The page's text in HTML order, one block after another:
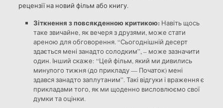
рецензії на новий фільм або книгу.
Зіткнення з повсякденною критикою: Навіть щось
таке звичайне, як вечеря з друзями, може стати
ареною для обговорення. “Сьогоднішній десерт
здається мені занадто солодким”, – може зазначити
один. Інший скаже: “Цей фільм, який ми дивились
минулого тижня (до прикладу — Початок) мені
здався занадто заплутаним”. Такі відгуки і враження є
прикладами того, як ми щоденно висловлюємо свої
думки та оцінки.